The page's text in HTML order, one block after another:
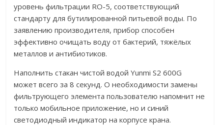
уровень фильтрации RO-5, соответствующий
стандарту для бутилированной питьевой воды. По
заявлению производителя, прибор способен
эффективно очищать воду от бактерий, тяжёлых
металлов и антибиотиков.
Наполнить стакан чистой водой Yunmi S2 600G
может всего за 8 секунд. О необходимости замены
фильтрующего элемента пользователю напомнит не
только мобильное приложение, но и синий
светодиодный индикатор на корпусе крана.